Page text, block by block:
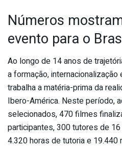
Números
evento para o
Ao longo de 14 anos de
a formação,
trabalha a matéria-prima da
Ibero-América. Neste período,
selecionados, 470 filmes
participantes, 300 tutores de
4.320 horas de tutoria e 19.440